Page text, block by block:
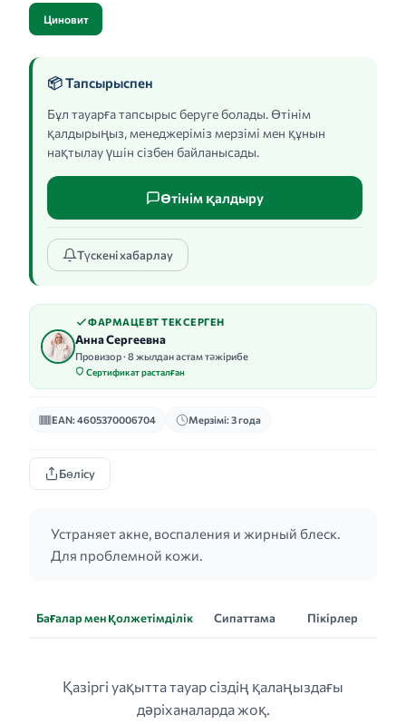
Циновит
📦 Тапсырыспен
Бұл тауарға тапсырыс беруге болады. Өтінім
қалдырыңыз, менеджеріміз мерзімі мен құнын
нақтылау үшін сізбен байланысады.
Өтінім қалдыру
Түскені хабарлау
ФАРМАЦЕВТ ТЕКСЕРГЕН
Анна Сергеевна
Провизор · 8 жылдан астам тәжірибе
Сертификат расталған
EAN: 4605370006704 Мерзімі: 3 года
Бөлісу
Устраняет акне, воспаления и жирный блеск.
Для проблемной кожи.
Бағалар мен қолжетімділік Сипаттама Пікірлер
Қазіргі уақытта тауар сіздің қалаңыздағы
дәріханаларда жоқ.